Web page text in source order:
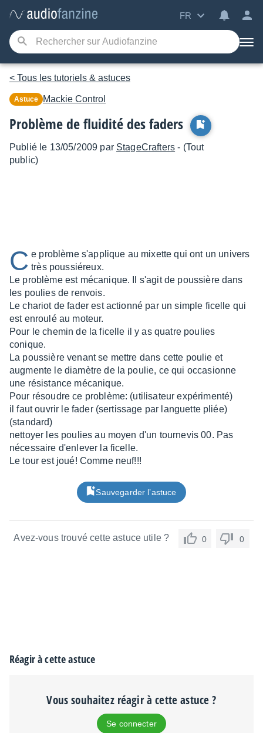
FR
< Tous les tutoriels & astuces
Astuce Mackie Control
Problème de fluidité des faders
Publié le 13/05/2009 par StageCrafters - (Tout
public)
C e problème s'applique au mixette qui ont un univers
très poussiéreux.
Le problème est mécanique. Il s'agit de poussière dans
les poulies de renvois.
Le chariot de fader est actionné par un simple ficelle qui
est enroulé au moteur.
Pour le chemin de la ficelle il y as quatre poulies
conique.
La poussière venant se mettre dans cette poulie et
augmente le diamètre de la poulie, ce qui occasionne
une résistance mécanique.
Pour résoudre ce problème: (utilisateur expérimenté)
il faut ouvrir le fader (sertissage par languette pliée)
(standard)
nettoyer les poulies au moyen d'un tournevis 00. Pas
nécessaire d'enlever la ficelle.
Le tour est joué! Comme neuf!!!
Sauvegarder l’astuce
Avez-vous trouvé cette astuce utile ? 0 0
Réagir à cette astuce
Vous souhaitez réagir à cette astuce ?
Se connecter